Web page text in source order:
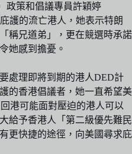
政策和倡議專員許穎婷
護的流亡港人，她表示特朗
稱兄道弟」，更在競選時承諾
她感到擔憂。
處理即將到期的港人DED計
的香港倡議者，她一直希望美
港可能面對壓迫的港人可以
給予香港人「第二級優先難民
更快捷的途徑，向美國尋求庇